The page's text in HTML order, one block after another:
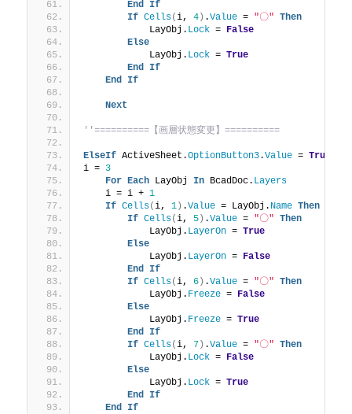
End If
If Cells(i, 4 ) .Value = "〇" Then
            LayObj.
Lock = False
Else
            LayObj.
Lock = True
End If
End If
Next
''==========【画層状態変更】==========
ElseIf ActiveSheet.OptionButton3.Value = True
i = 3
For Each LayObj In BcadDoc. Layers
    i = i +
1
If Cells(i, 1 ) .Value = LayObj. Name Then
If Cells(i, 5 ) .Value = "〇" Then
            LayObj.
LayerOn = True
Else
            LayObj.
LayerOn = False
End If
If Cells(i, 6 ) .Value = "〇" Then
            LayObj.
Freeze = False
Else
            LayObj.
Freeze = True
End If
If Cells(i, 7 ) .Value = "〇" Then
            LayObj.
Lock = False
Else
            LayObj.
Lock = True
End If
End If